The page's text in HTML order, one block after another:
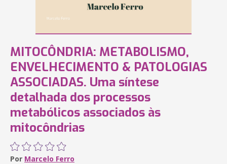
MITOCÔNDRIA: METABOLISMO,
ENVELHECIMENTO & PATOLOGIAS
ASSOCIADAS. Uma síntese
detalhada dos processos
metabólicos associados às
mitocôndrias
Por Marcelo Ferro